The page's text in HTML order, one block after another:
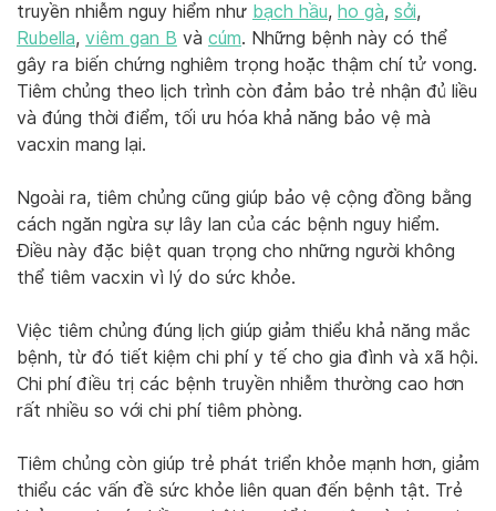
truyền nhiễm nguy hiểm như bạch hầu, ho gà, sởi,
Rubella, viêm gan B và cúm. Những bệnh này có thể
gây ra biến chứng nghiêm trọng hoặc thậm chí tử vong.
Tiêm chủng theo lịch trình còn đảm bảo trẻ nhận đủ liều
và đúng thời điểm, tối ưu hóa khả năng bảo vệ mà
vacxin mang lại.
Ngoài ra, tiêm chủng cũng giúp bảo vệ cộng đồng bằng
cách ngăn ngừa sự lây lan của các bệnh nguy hiểm.
Điều này đặc biệt quan trọng cho những người không
thể tiêm vacxin vì lý do sức khỏe.
Việc tiêm chủng đúng lịch giúp giảm thiểu khả năng mắc
bệnh, từ đó tiết kiệm chi phí y tế cho gia đình và xã hội.
Chi phí điều trị các bệnh truyền nhiễm thường cao hơn
rất nhiều so với chi phí tiêm phòng.
Tiêm chủng còn giúp trẻ phát triển khỏe mạnh hơn, giảm
thiểu các vấn đề sức khỏe liên quan đến bệnh tật. Trẻ